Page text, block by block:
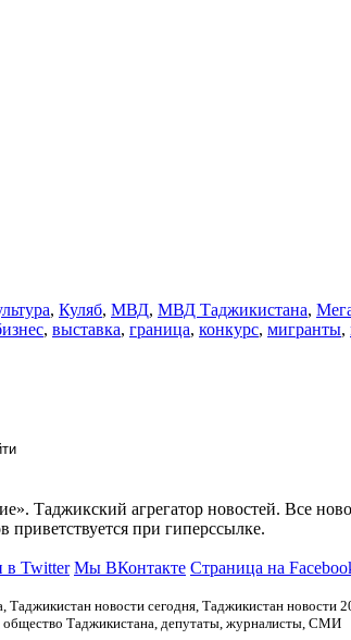
, Куляб, МВД, МВД Таджикистана,
, выставка, граница, конкурс, мигранты,
Таджикский агрегатор новостей. Все
приветствуется при гиперссылке.
в Twitter Мы ВКонтакте Страница на
новости сегодня, Таджикистан новости
общество Таджикистана, депутаты, журналисты, СМИ